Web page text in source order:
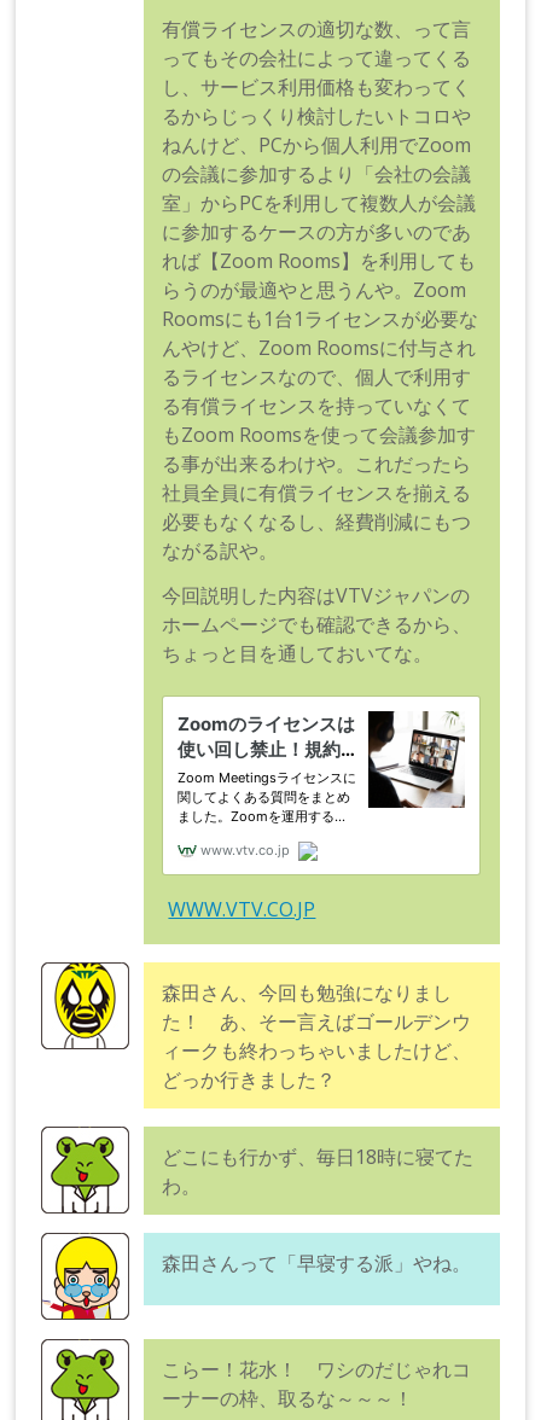
有償ライセンスの適切な数、って言
ってもその会社によって違ってくる
し、サービス利用価格も変わってく
るからじっくり検討したいトコロや
ねんけど、PCから個人利用でZoom
の会議に参加するより「会社の会議
室」からPCを利用して複数人が会議
に参加するケースの方が多いのであ
れば【Zoom Rooms】を利用しても
らうのが最適やと思うんや。Zoom
Roomsにも1台1ライセンスが必要な
んやけど、Zoom Roomsに付与され
るライセンスなので、個人で利用す
る有償ライセンスを持っていなくて
もZoom Roomsを使って会議参加す
る事が出来るわけや。これだったら
社員全員に有償ライセンスを揃える
必要もなくなるし、経費削減にもつ
ながる訳や。
今回説明した内容はVTVジャパンの
ホームページでも確認できるから、
ちょっと目を通しておいてな。
WWW.VTV.CO.JP
森田さん、今回も勉強になりまし
た！ あ、そー言えばゴールデンウ
ィークも終わっちゃいましたけど、
どっか行きました？
どこにも行かず、毎日18時に寝てた
わ。
森田さんって「早寝する派」やね。
こらー！花水！ ワシのだじゃれコ
ーナーの枠、取るな～～～！